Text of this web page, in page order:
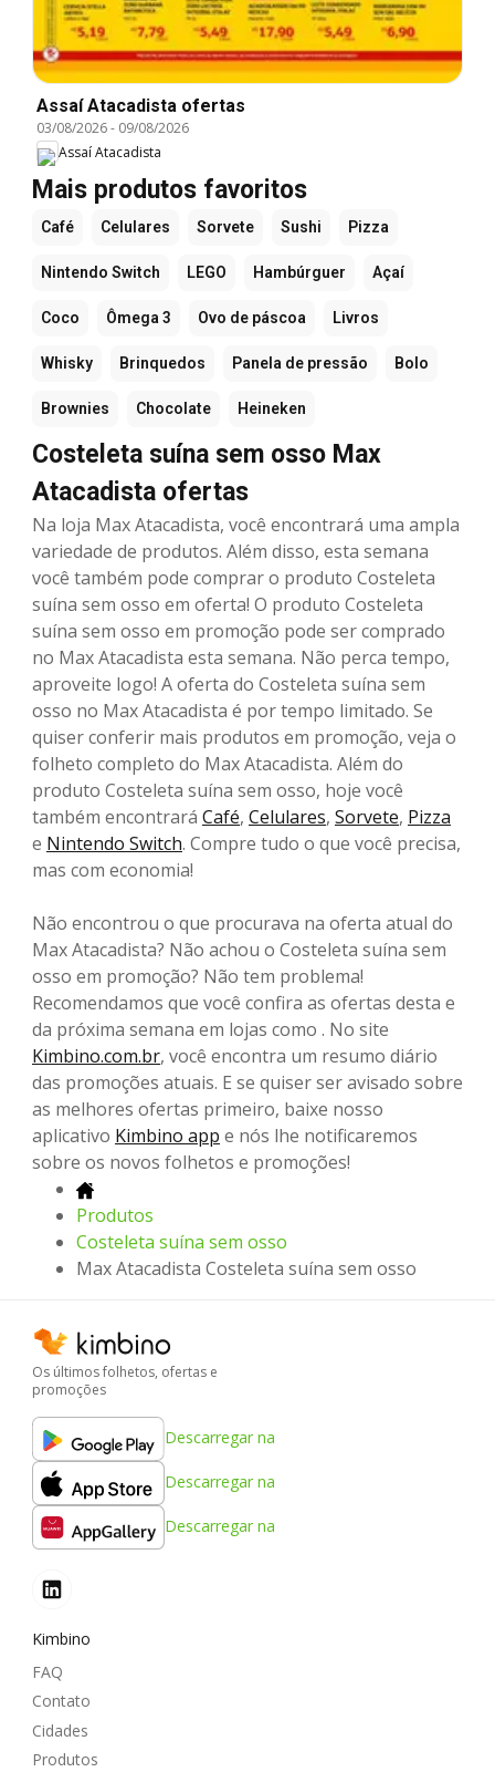
Assaí Atacadista ofertas
03/08/2026- 09/08/2026
Assaí Atacadista
Mais produtos favoritos
Café Celulares Sorvete Sushi Pizza
Nintendo Switch LEGO Hambúrguer Açaí
Coco Ômega 3 Ovo de páscoa Livros
Whisky Brinquedos Panela de pressão Bolo
Brownies Chocolate Heineken
Costeleta suína sem osso Max
Atacadista ofertas
Na loja Max Atacadista, você encontrará uma ampla
variedade de produtos. Além disso, esta semana
você também pode comprar o produto Costeleta
suína sem osso em oferta! O produto Costeleta
suína sem osso em promoção pode ser comprado
no Max Atacadista esta semana. Não perca tempo,
aproveite logo! A oferta do Costeleta suína sem
osso no Max Atacadista é por tempo limitado. Se
quiser conferir mais produtos em promoção, veja o
folheto completo do Max Atacadista. Além do
produto Costeleta suína sem osso, hoje você
também encontrará Café, Celulares, Sorvete, Pizza
e Nintendo Switch. Compre tudo o que você precisa,
mas com economia!
Não encontrou o que procurava na oferta atual do
Max Atacadista? Não achou o Costeleta suína sem
osso em promoção? Não tem problema!
Recomendamos que você confira as ofertas desta e
da próxima semana em lojas como . No site
Kimbino.com.br, você encontra um resumo diário
das promoções atuais. E se quiser ser avisado sobre
as melhores ofertas primeiro, baixe nosso
aplicativo Kimbino app e nós lhe notificaremos
sobre os novos folhetos e promoções!
Produtos
Costeleta suína sem osso
Max Atacadista Costeleta suína sem osso
Os últimos folhetos, ofertas e
promoções
Descarregar na
Descarregar na
Descarregar na
Kimbino
FAQ
Contato
Cidades
Produtos